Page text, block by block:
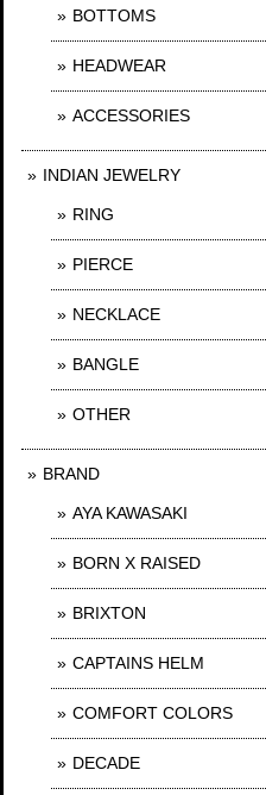
BOTTOMS
HEADWEAR
ACCESSORIES
INDIAN JEWELRY
RING
PIERCE
NECKLACE
BANGLE
OTHER
BRAND
AYA KAWASAKI
BORN X RAISED
BRIXTON
CAPTAINS HELM
COMFORT COLORS
DECADE